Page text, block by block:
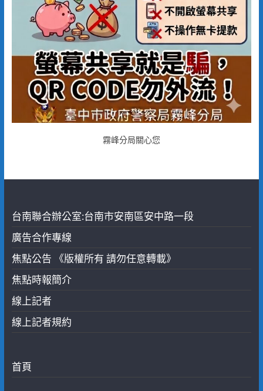
霧峰分局關心您
台南聯合辦公室:台南市安南區安中路一段
廣告合作專線
焦點公告 《版權所有 請勿任意轉載》
焦點時報簡介
線上記者
線上記者規約
首頁